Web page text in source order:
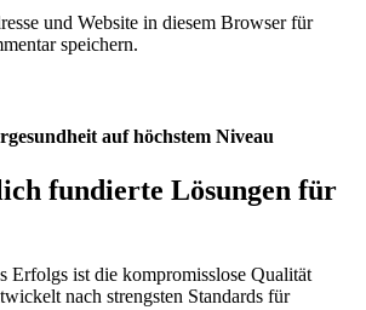
und Website in diesem Browser für
speichern.
auf höchstem Niveau
fundierte Lösungen für
Erfolgs ist die kompromisslose Qualität
nach strengsten Standards für